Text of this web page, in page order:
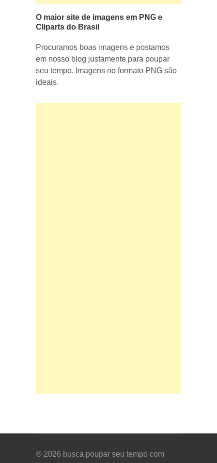
O maior site de imagens em PNG e
Cliparts do Brasil
Procuramos boas imagens e postamos
em nosso blog justamente para poupar
seu tempo. Imagens no formato PNG são
ideais.
© 2026 busca poupar seu tempo com